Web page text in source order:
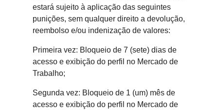
estará sujeito à aplicação das seguintes
punições, sem qualquer direito a devolução,
reembolso e/ou indenização de valores:
Primeira vez: Bloqueio de 7 (sete) dias de
acesso e exibição do perfil no Mercado de
Trabalho;
Segunda vez: Bloqueio de 1 (um) mês de
acesso e exibição do perfil no Mercado de